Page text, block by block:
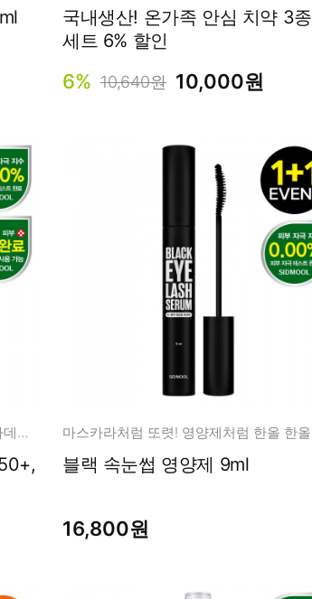
국내생산! 온가족 안심 치약 3종
세트 6% 할인
6% 10,640원 10,000원
흔적 + 톤업 + 자외선 차단을 동시에! 파데프리 무기자차 썬 에센스!
블랙 속눈썹 영양제 9ml
16,800원